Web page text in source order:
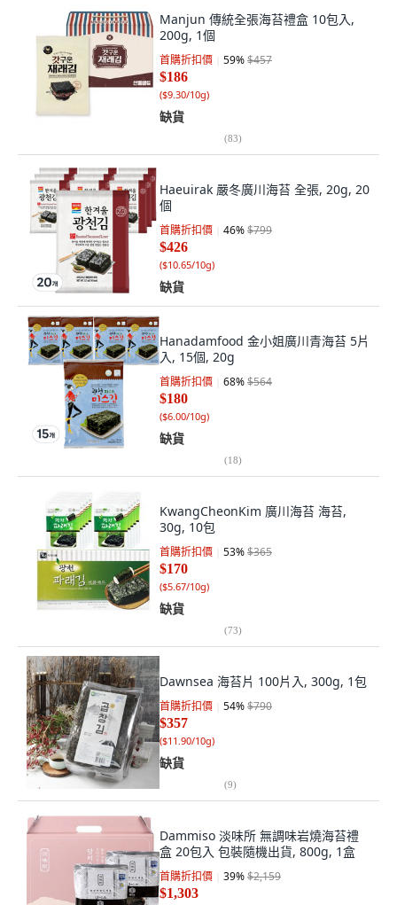
Manjun 傳統全張海苔禮盒 10包入,
200g, 1個
首購折扣價 59%$457
$186
($9.30/10g)
缺貨
(83)
Haeuirak 嚴冬廣川海苔 全張, 20g, 20
個
首購折扣價 46%$799
$426
($10.65/10g)
缺貨
Hanadamfood 金小姐廣川青海苔 5片
入, 15個, 20g
首購折扣價 68%$564
$180
($6.00/10g)
缺貨
(18)
KwangCheonKim 廣川海苔 海苔,
30g, 10包
首購折扣價 53%$365
$170
($5.67/10g)
缺貨
(73)
Dawnsea 海苔片 100片入, 300g, 1包
首購折扣價 54%$790
$357
($11.90/10g)
缺貨
(9)
Dammiso 淡味所 無調味岩燒海苔禮
盒 20包入 包裝隨機出貨, 800g, 1盒
首購折扣價 39%$2,159
$1,303